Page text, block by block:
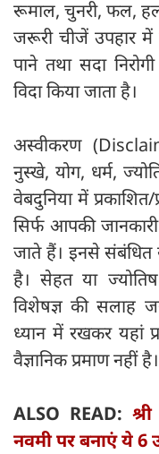
रूमाल, चुनरी, फल,
जरूरी चीजें उपहार
पाने तथा सदा
विदा किया जाता है।
अस्वीकरण
नुस्खे, योग, धर्म,
वेबदुनिया में
सिर्फ आपकी
जाते हैं। इनसे संबंधित
है। सेहत या
विशेषज्ञ की सलाह
ध्यान में रखकर यहां
वैज्ञानिक प्रमाण नहीं है।
ALSO READ:
नवमी पर बनाएं ये 6